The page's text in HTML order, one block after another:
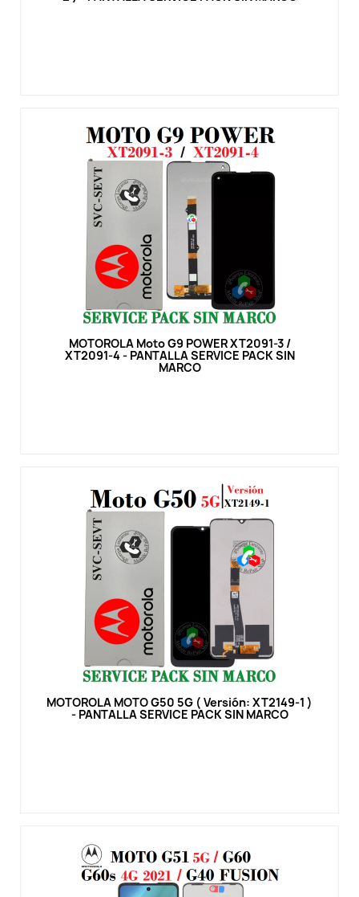
Vista rápida
MOTOROLA Moto G9 POWER XT2091-3 /
XT2091-4 - PANTALLA SERVICE PACK SIN
MARCO
Vista rápida
MOTOROLA MOTO G50 5G ( Versión: XT2149-1 )
- PANTALLA SERVICE PACK SIN MARCO